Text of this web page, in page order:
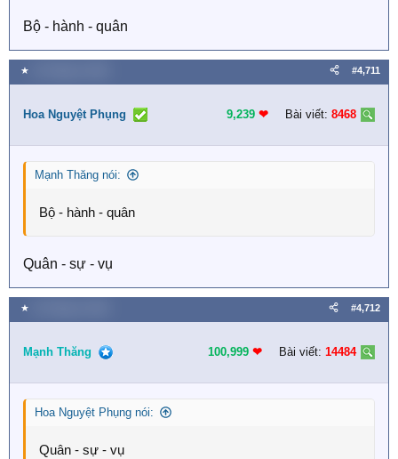
Bộ - hành - quân
★ #4,711
Hoa Nguyệt Phụng 9,239 ❤︎ Bài viết: 8468
Mạnh Thăng nói:
Bộ - hành - quân
Quân - sự - vụ
★ #4,712
Mạnh Thăng 100,999 ❤︎ Bài viết: 14484
Hoa Nguyệt Phụng nói:
Quân - sự - vụ